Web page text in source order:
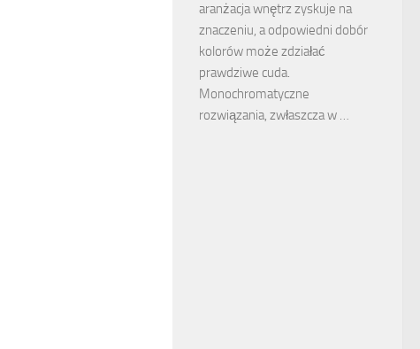
aranżacja wnętrz zyskuje na
znaczeniu, a odpowiedni dobór
kolorów może zdziałać
prawdziwe cuda.
Monochromatyczne
rozwiązania, zwłaszcza w …